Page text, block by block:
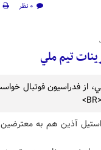
۰ نظر
تيم ملي
از فدراسيون فوتبال
آذين هم به